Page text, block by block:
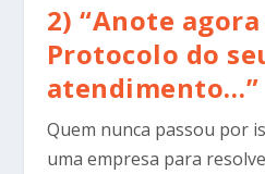
2) “Anote
Protocolo do
atendimento…”
Quem nunca passou por
uma empresa para